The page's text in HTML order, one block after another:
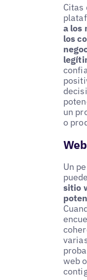
Citas
a los
los
un
o
Un
puede
sitio
web